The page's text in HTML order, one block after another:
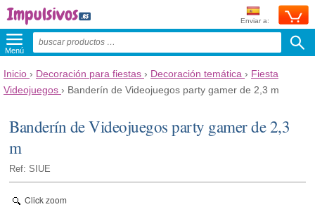
Enviar a:
Menú
Inicio › Decoración para fiestas › Decoración temática › Fiesta
Videojuegos › Banderín de Videojuegos party gamer de 2,3 m
Banderín de Videojuegos party gamer de 2,3
m
Ref: SIUE
Click zoom